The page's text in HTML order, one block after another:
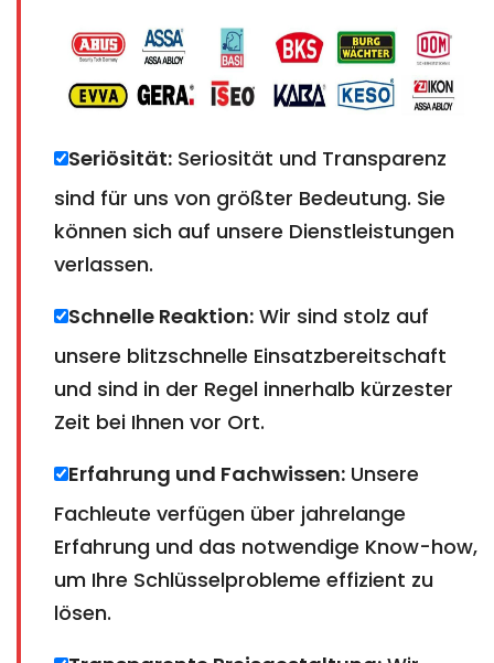
Seriösität: Seriosität und Transparenz
sind für uns von größter Bedeutung. Sie
können sich auf unsere Dienstleistungen
verlassen.
Schnelle Reaktion: Wir sind stolz auf
unsere blitzschnelle Einsatzbereitschaft
und sind in der Regel innerhalb kürzester
Zeit bei Ihnen vor Ort.
Erfahrung und Fachwissen: Unsere
Fachleute verfügen über jahrelange
Erfahrung und das notwendige Know-how,
um Ihre Schlüsselprobleme effizient zu
lösen.